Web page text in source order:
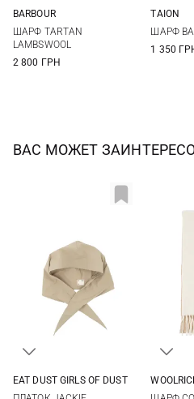
BARBOUR
ШАРФ TARTAN
LAMBSWOOL
2 800 ГРН
TAION
ШАРФ
1 350
ВАС МОЖЕТ
EAT DUST GIRLS OF DUST